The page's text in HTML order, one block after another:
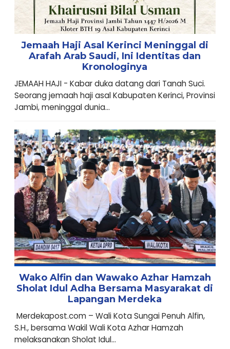
Jemaah Haji Asal Kerinci Meninggal di
Arafah Arab Saudi, Ini Identitas dan
Kronologinya
JEMAAH HAJI - Kabar duka datang dari Tanah Suci.
Seorang jemaah haji asal Kabupaten Kerinci, Provinsi
Jambi, meninggal dunia...
Wako Alfin dan Wawako Azhar Hamzah
Sholat Idul Adha Bersama Masyarakat di
Lapangan Merdeka
Merdekapost.com – Wali Kota Sungai Penuh Alfin,
S.H., bersama Wakil Wali Kota Azhar Hamzah
melaksanakan Sholat Idul...